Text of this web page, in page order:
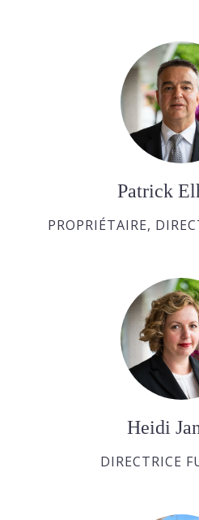
Patrick
PROPRIÉTAIRE,
Heidi
DIRECTRICE